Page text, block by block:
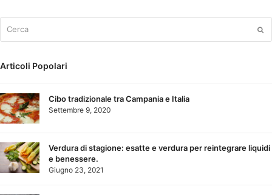
Articoli Popolari
Cibo tradizionale tra Campania e Italia
Settembre 9, 2020
Verdura di stagione: esatte e verdura per reintegrare liquidi
e benessere.
Giugno 23, 2021